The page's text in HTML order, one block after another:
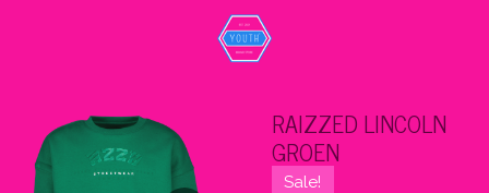
hoofdinhoud
RAIZZED LINCOLN
GROEN
Sale!